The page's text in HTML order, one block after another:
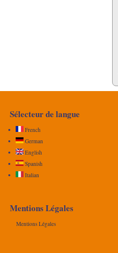
Sélecteur de langue
French
German
English
Spanish
Italian
Mentions Légales
Mentions Légales